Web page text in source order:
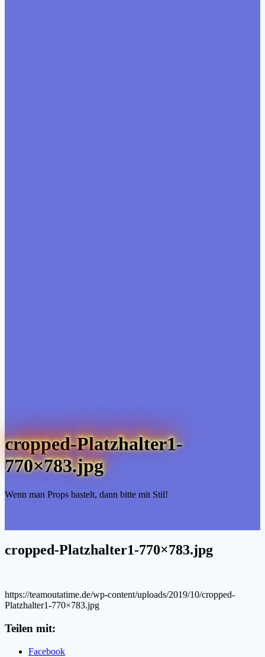
cropped-Platzhalter1-
770×783.jpg
Wenn man Props bastelt, dann bitte mit Stil!
cropped-Platzhalter1-770×783.jpg
https://teamoutatime.de/wp-content/uploads/2019/10/cropped-
Platzhalter1-770×783.jpg
Teilen mit:
Facebook